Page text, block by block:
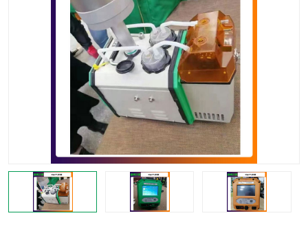
实验室仪器 LB-8110降水降尘采样器
便携式水质采样器 LB-7035油气回收
便携式超声波明渠流量计 大气环境采样器
LB-4200高锰酸盐指数仪 LB-62便携式烟气分析仪
烟尘烟气设备 大气采样器
粉尘设备 水质采样器
德图仪器 油烟监测仪